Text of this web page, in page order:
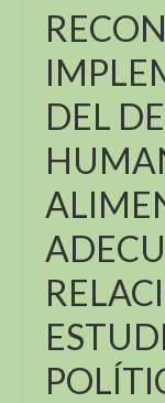
DEL